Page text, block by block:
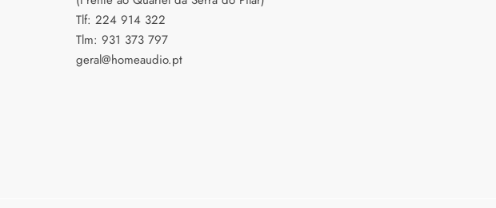
Tlf: 224 914 322
Tlm: 931 373 797
geral@homeaudio.pt